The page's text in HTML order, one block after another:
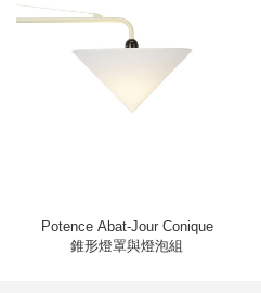
Potence Abat-Jour Conique
錐形燈罩與燈泡組